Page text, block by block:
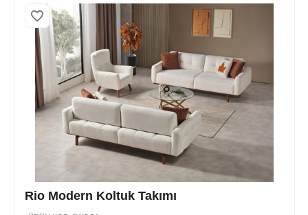
Rio Modern Koltuk Takımı